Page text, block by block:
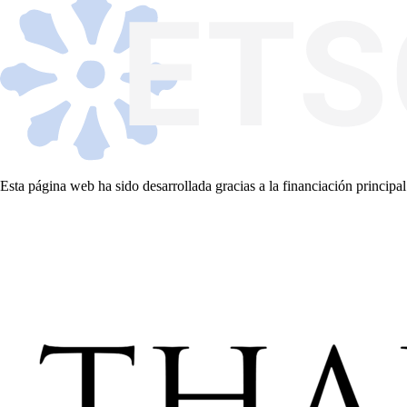
Esta página web ha sido desarrollada gracias a la financiación